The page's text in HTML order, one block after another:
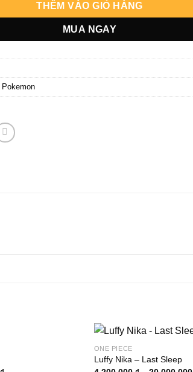
THÊM VÀO GIỎ HÀNG
MUA NGAY
Pokemon
ONE PIECE
Luffy Nika – Last Sleep